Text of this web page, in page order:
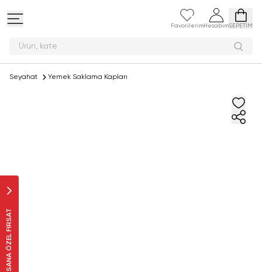
Favorilerim HesabımSEPETİM
Ürü
SANA ÖZEL FIRSAT
Seyahat Yemek Saklama Kapları